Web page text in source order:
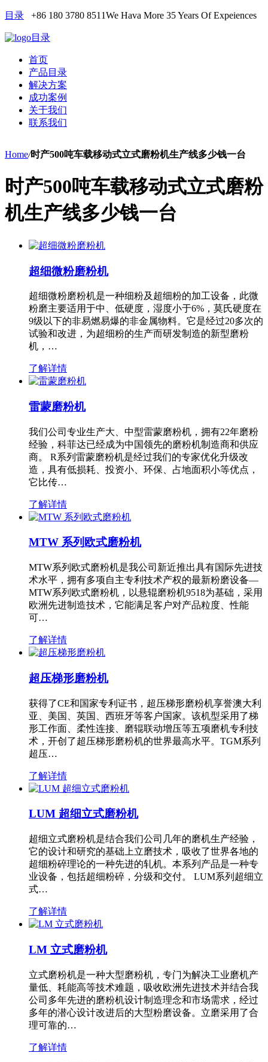
目录 +86 180 3780 8511We Hava More 35 Years Of Expeiences
目录
首页
产品目录
解决方案
成功案例
关于我们
联系我们
Home/时产500吨车载移动式立式磨粉机生产线多少钱一台
时产500吨车载移动式立式磨粉
机生产线多少钱一台
超细微粉磨粉机
超细微粉磨粉机是一种细粉及超细粉的加工设备，此微
粉磨主要适用于中、低硬度，湿度小于6%，莫氏硬度在
9级以下的非易燃易爆的非金属物料。它是经过20多次的
试验和改进，为超细粉的生产而研发制造的新型磨粉
机，…
了解详情
雷蒙磨粉机
我们公司专业生产大、中型雷蒙磨粉机，拥有22年磨粉
经验，科菲达已经成为中国领先的磨粉机制造商和供应
商。 R系列雷蒙磨粉机是经过我们的专家优化升级改
造，具有低损耗、投资小、环保、占地面积小等优点，
它比传…
了解详情
MTW 系列欧式磨粉机
MTW系列欧式磨粉机是我公司新近推出具有国际先进技
术水平，拥有多项自主专利技术产权的最新粉磨设备—
MTW系列欧式磨粉机，以悬辊磨粉机9518为基础，采用
欧洲先进制造技术，它能满足客户对产品粒度、性能
可…
了解详情
超压梯形磨粉机
获得了CE和国家专利证书，超压梯形磨粉机享誉澳大利
亚、美国、英国、西班牙等客户国家。该机型采用了梯
形工作面、柔性连接、磨辊联动增压等五项磨机专利技
术，开创了超压梯形磨粉机的世界最高水平。TGM系列
超压…
了解详情
LUM 超细立式磨粉机
超细立式磨粉机是结合我们公司几年的磨机生产经验，
它的设计和研究的基础上立磨技术，吸收了世界各地的
超细粉碎理论的一种先进的轧机。本系列产品是一种专
业设备，包括超细粉碎，分级和交付。 LUM系列超细立
式…
了解详情
LM 立式磨粉机
立式磨粉机是一种大型磨粉机，专门为解决工业磨机产
量低、耗能高等技术难题，吸收欧洲先进技术并结合我
公司多年先进的磨粉机设计制造理念和市场需求，经过
多年的潜心设计改进后的大型粉磨设备。立磨采用了合
理可靠的…
了解详情